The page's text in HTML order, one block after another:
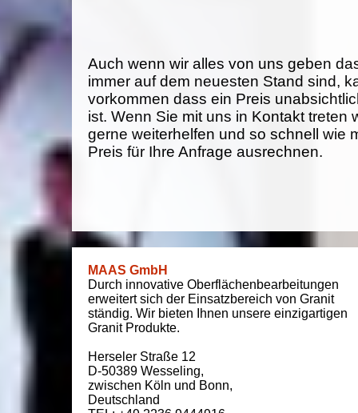
Auch wenn wir alles von uns geben
immer auf dem neuesten Stand sind,
vorkommen dass ein Preis
ist. Wenn Sie mit uns in Kontakt treten
gerne weiterhelfen und so schnell wie
Preis für Ihre Anfrage ausrechnen.
MAAS GmbH
Durch innovative Oberflächenbearbeitungen
erweitert sich der Einsatzbereich von Granit
ständig. Wir bieten Ihnen unsere einzigartigen
Granit Produkte.
Herseler Straße 12
D-50389 Wesseling,
zwischen Köln und Bonn,
Deutschland